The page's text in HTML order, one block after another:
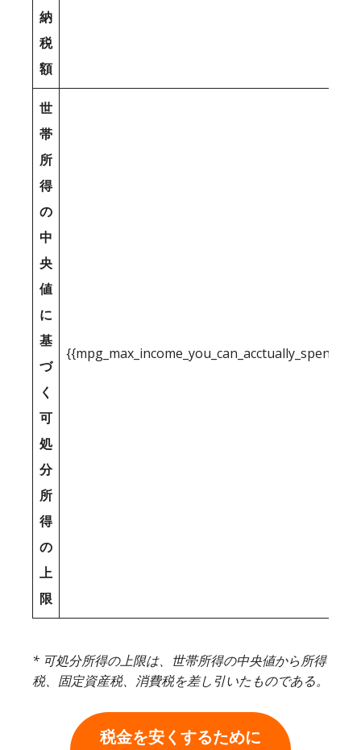
納
税
額
世
帯
所
得
の
中
央
値
に
基
づ
く
可
処
分
所
得
の
上
限
* 可処分所得の上限は、世帯所得の中央値から所得
税、固定資産税、消費税を差し引いたものである。
税金を安くするために